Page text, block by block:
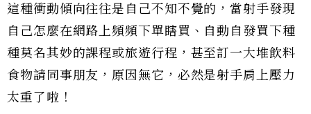
這種衝動傾向往往是自己不知不覺的，當射手發現
自己怎麼在網路上頻頻下單瞎買、自動自發買下種
種莫名其妙的課程或旅遊行程，甚至訂一大堆飲料
食物請同事朋友，原因無它，必然是射手肩上壓力
太重了啦！